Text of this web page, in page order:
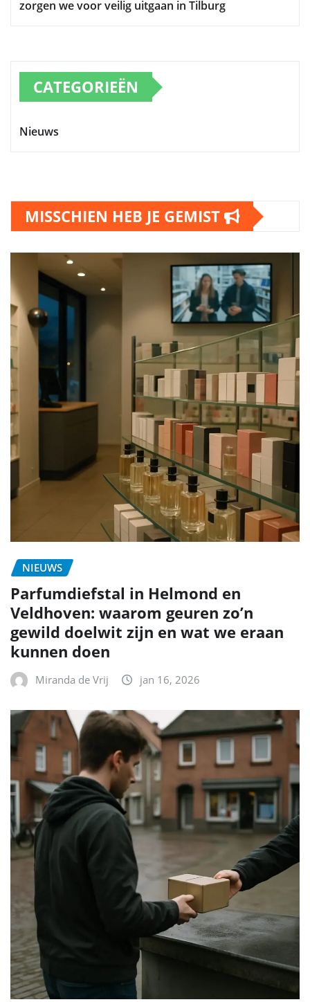
zorgen we voor veilig uitgaan in Tilburg
CATEGORIEËN
Nieuws
MISSCHIEN HEB JE GEMIST
NIEUWS
Parfumdiefstal in Helmond en
Veldhoven: waarom geuren zo’n
gewild doelwit zijn en wat we eraan
kunnen doen
Miranda de Vrij jan 16, 2026